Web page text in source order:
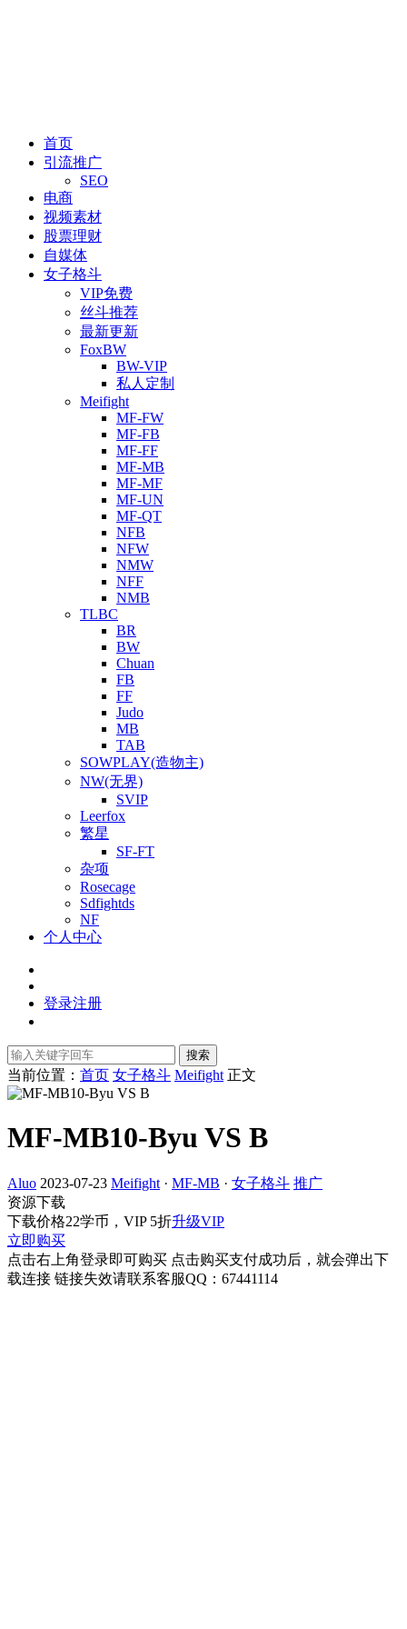
首页
引流推广
SEO
电商
视频素材
股票理财
自媒体
女子格斗
VIP免费
丝斗推荐
最新更新
FoxBW
BW-VIP
私人定制
Meifight
MF-FW
MF-FB
MF-FF
MF-MB
MF-MF
MF-UN
MF-QT
NFB
NFW
NMW
NFF
NMB
TLBC
BR
BW
Chuan
FB
FF
Judo
MB
TAB
SOWPLAY(造物主)
NW(无界)
SVIP
Leerfox
繁星
SF-FT
杂项
Rosecage
Sdfightds
NF
个人中心
登录注册
搜索
当前位置： 首页 女子格斗 Meifight 正文
MF-MB10-Byu VS B
Aluo 2023-07-23 Meifight · MF-MB · 女子格斗 推广
资源下载
下载价格22学币，VIP 5折升级VIP
立即购买
点击右上角登录即可购买 点击购买支付成功后，就会弹出下
载连接 链接失效请联系客服QQ：67441114